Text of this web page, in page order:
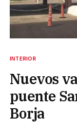
INTERIOR
Nuevos
puente
Borja